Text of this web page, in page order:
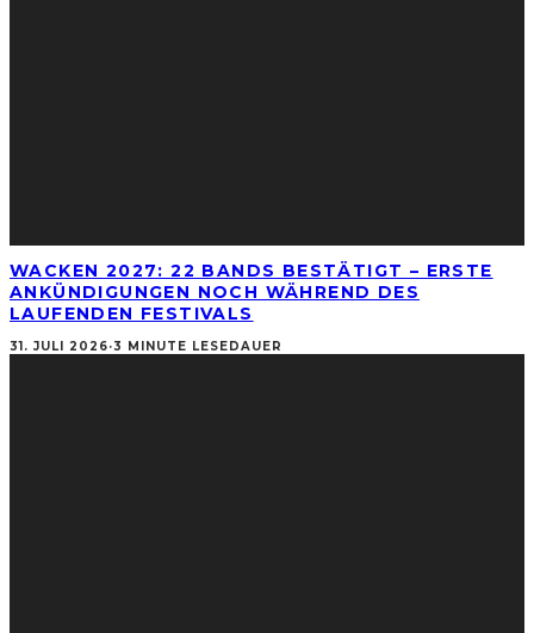
WACKEN 2027: 22 BANDS BESTÄTIGT – ERSTE
ANKÜNDIGUNGEN NOCH WÄHREND DES
LAUFENDEN FESTIVALS
31. JULI 2026·3 MINUTE LESEDAUER